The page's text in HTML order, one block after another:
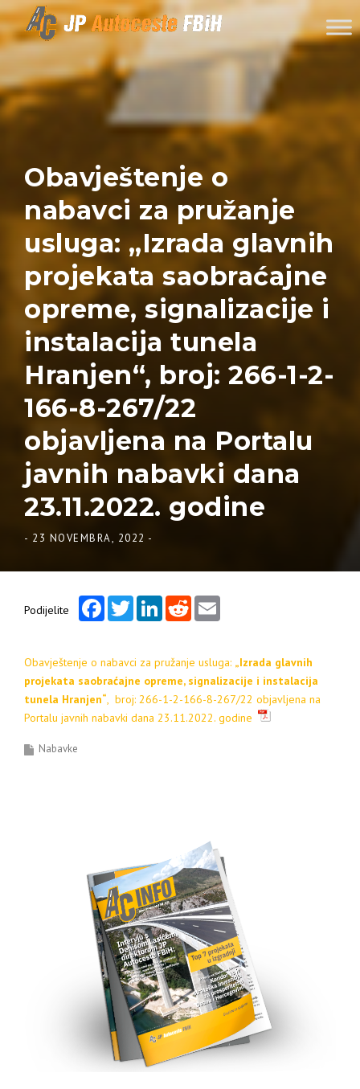
Skip to content
Obavještenje o
nabavci za pružanje
usluga: „Izrada glavnih
projekata saobraćajne
opreme, signalizacije i
instalacija tunela
Hranjen“, broj: 266-1-2-
166-8-267/22
objavljena na Portalu
javnih nabavki dana
23.11.2022. godine
- 23 NOVEMBRA, 2022 -
Podijelite
FacebookTwitterLinkedInReddit
Obavještenje o nabavci za pružanje usluga: „Izrada glavnih
projekata saobraćajne opreme, signalizacije i instalacija
tunela Hranjen“, broj: 266-1-2-166-8-267/22 objavljena na
Portalu javnih nabavki dana 23.11.2022. godine
Nabavke